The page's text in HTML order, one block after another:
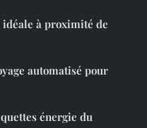
à proximité de
automatisé pour
énergie du